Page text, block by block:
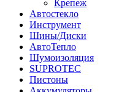
Крепеж
Автостекло
Инструмент
Шины/Диски
АвтоТепло
Шумоизоляция
SUPROTEC
Пистоны